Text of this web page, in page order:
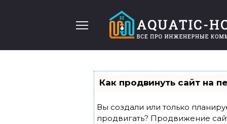
Как продвинуть сайт на
Вы создали или только
продвигать? Продвижение